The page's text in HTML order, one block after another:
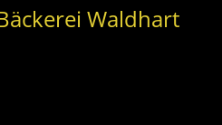
Waldhart